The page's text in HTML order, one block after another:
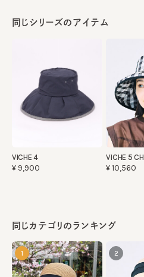
同じシリーズのアイテム
VICHE 4
¥9,900
VICHE 5 CH
¥10,560
同じカテゴリのランキング
1 2